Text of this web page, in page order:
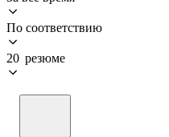
По соответствию
20 резюме